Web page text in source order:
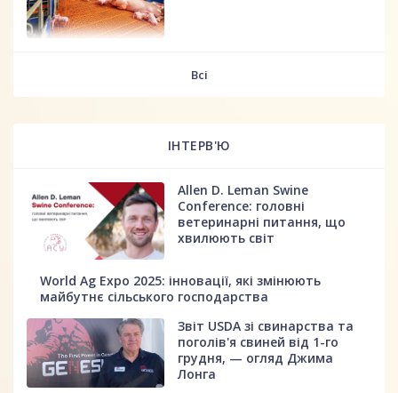
Всі
ІНТЕРВ'Ю
Allen D. Leman Swine
Conference: головні
ветеринарні питання, що
хвилюють світ
World Ag Expo 2025: інновації, які змінюють
майбутнє сільського господарства
Звіт USDA зі свинарства та
поголів'я свиней від 1-го
грудня, — огляд Джима
Лонга